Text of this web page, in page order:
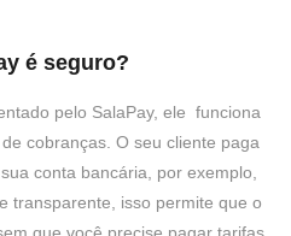
é seguro?
pelo SalaPay, ele funciona
cobranças. O seu cliente paga
conta bancária, por exemplo,
transparente, isso permite que o